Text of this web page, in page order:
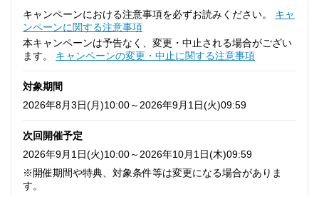
キャンペーンにおける注意事項を必ずお読みください。 キャ
ンペーンに関する注意事項
本キャンペーンは予告なく、変更・中止される場合がござい
ます。 キャンペーンの変更・中止に関する注意事項
対象期間
2026年8月3日(月)10:00～2026年9月1日(火)09:59
次回開催予定
2026年9月1日(火)10:00～2026年10月1日(木)09:59
※開催期間や特典、対象条件等は変更になる場合がありま
す。